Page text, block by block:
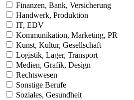
Finanzen, Bank, Versicherung
Handwerk, Produktion
IT, EDV
Kommunikation, Marketing, PR
Kunst, Kultur, Gesellschaft
Logistik, Lager, Transport
Medien, Grafik, Design
Rechtswesen
Sonstige Berufe
Soziales, Gesundheit